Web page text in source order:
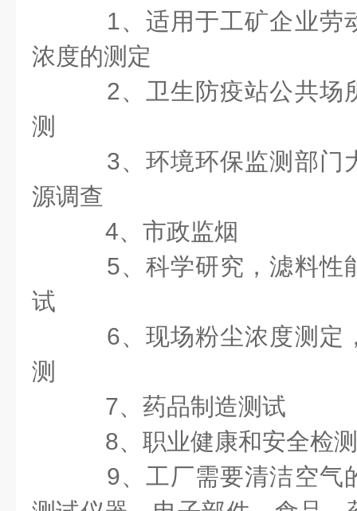
1、适用于工矿企业劳
浓度的测定
2、卫生防疫站公共场
测
3、环境环保监测部门
源调查
4、市政监烟
5、科学研究，滤料性
试
6、现场粉尘浓度测定
测
7、药品制造测试
8、职业健康和安全检测
9、工厂需要清洁空气